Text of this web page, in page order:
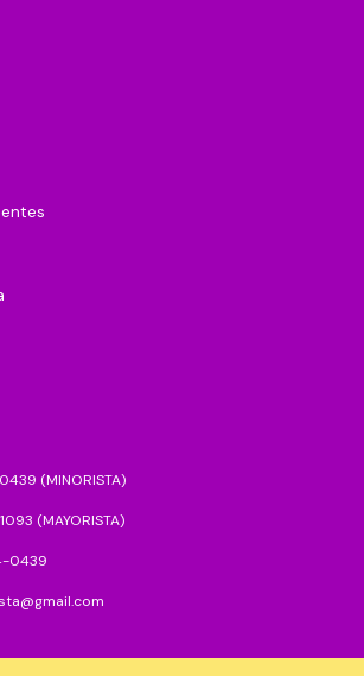
(MINORISTA)
(MAYORISTA)
0439